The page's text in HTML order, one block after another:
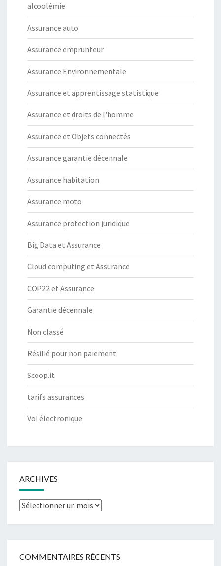
alcoolémie
Assurance auto
Assurance emprunteur
Assurance Environnementale
Assurance et apprentissage statistique
Assurance et droits de l'homme
Assurance et Objets connectés
Assurance garantie décennale
Assurance habitation
Assurance moto
Assurance protection juridique
Big Data et Assurance
Cloud computing et Assurance
COP22 et Assurance
Garantie décennale
Non classé
Résilié pour non paiement
Scoop.it
tarifs assurances
Vol électronique
ARCHIVES
Archives
COMMENTAIRES RÉCENTS